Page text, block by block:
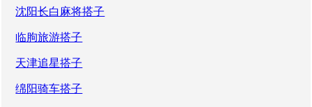
沈阳长白麻将搭子
临朐旅游搭子
天津追星搭子
绵阳骑车搭子